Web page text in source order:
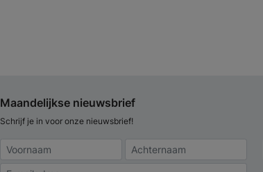
Maandelijkse nieuwsbrief
Schrijf je in voor onze nieuwsbrief!